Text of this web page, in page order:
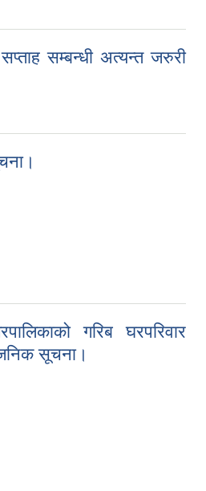
सम्बन्धी अत्यन्त जरुरी
गरिब घरपरिवार
सूचना।